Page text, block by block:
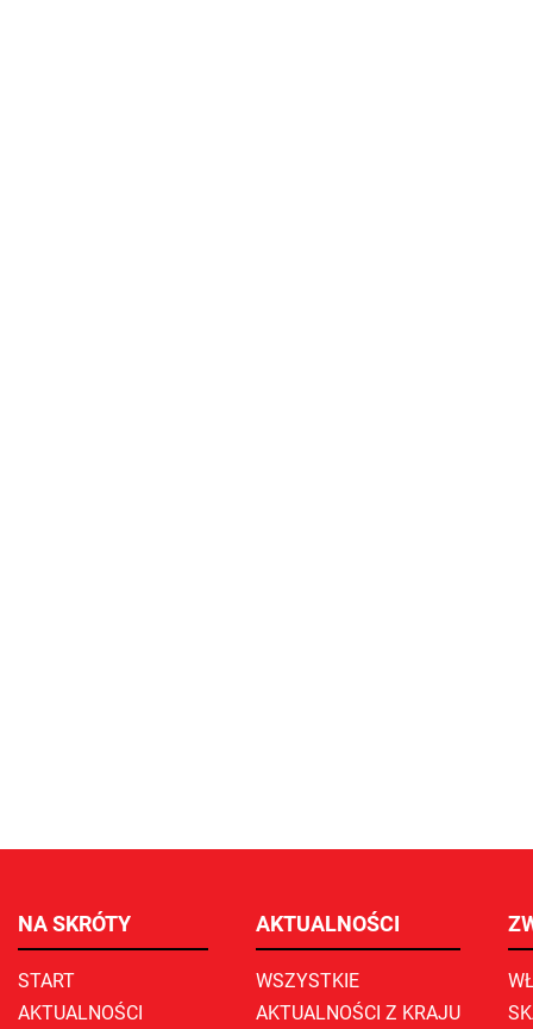
NA SKRÓTY
START
AKTUALNOŚCI
AKTUALNOŚCI
WSZYSTKIE
AKTUALNOŚCI Z KRAJU